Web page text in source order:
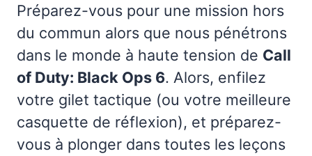
Préparez-vous pour une mission hors
du commun alors que nous pénétrons
dans le monde à haute tension de Call
of Duty: Black Ops 6. Alors, enfilez
votre gilet tactique (ou votre meilleure
casquette de réflexion), et préparez-
vous à plonger dans toutes les leçons